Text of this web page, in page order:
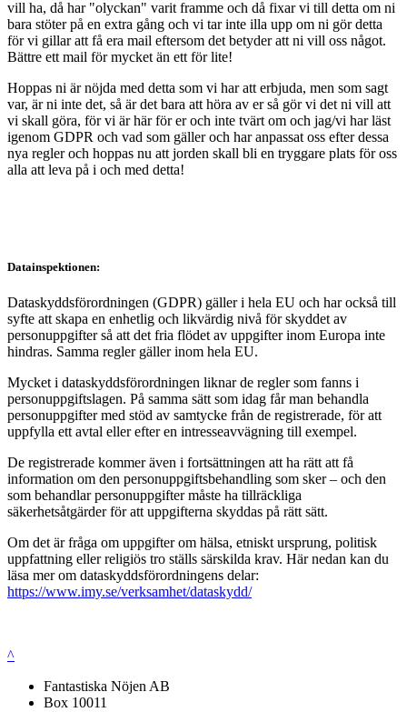
vill ha, då har "olyckan" varit framme och då fixar vi till detta om ni
bara stöter på en extra gång och vi tar inte illa upp om ni gör detta
för vi gillar att få era mail eftersom det betyder att ni vill oss något.
Bättre ett mail för mycket än ett för lite!
Hoppas ni är nöjda med detta som vi har att erbjuda, men som sagt
var, är ni inte det, så är det bara att höra av er så gör vi det ni vill att
vi skall göra, för vi är här för er och inte tvärt om och jag/vi har läst
igenom GDPR och vad som gäller och har anpassat oss efter dessa
nya regler och hoppas nu att jorden skall bli en tryggare plats för oss
alla att leva på i och med detta!
Datainspektionen:
Dataskyddsförordningen (GDPR) gäller i hela EU och har också till
syfte att skapa en enhetlig och likvärdig nivå för skyddet av
personuppgifter så att det fria flödet av uppgifter inom Europa inte
hindras. Samma regler gäller inom hela EU.
Mycket i dataskyddsförordningen liknar de regler som fanns i
personuppgiftslagen. På samma sätt som idag får man behandla
personuppgifter med stöd av samtycke från de registrerade, för att
uppfylla ett avtal eller efter en intresseavvägning till exempel.
De registrerade kommer även i fortsättningen att ha rätt att få
information om den personuppgiftsbehandling som sker – och den
som behandlar personuppgifter måste ha tillräckliga
säkerhetsåtgärder för att uppgifterna skyddas på rätt sätt.
Om det är fråga om uppgifter om hälsa, etniskt ursprung, politisk
uppfattning eller religiös tro ställs särskilda krav. Här nedan kan du
läsa mer om dataskyddsförordningens delar:
https://www.imy.se/verksamhet/dataskydd/
^
Fantastiska Nöjen AB
Box 10011